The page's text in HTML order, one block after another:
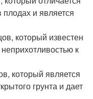
и является
который известен
к
который является
грунта и дает